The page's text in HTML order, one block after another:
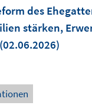
des
stärken,
In
(02.06.2026)